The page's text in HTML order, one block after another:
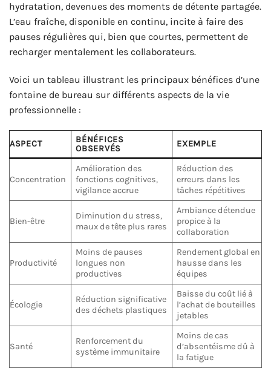
hydratation, devenues des moments de détente partagée.
L’eau fraîche, disponible en continu, incite à faire des
pauses régulières qui, bien que courtes, permettent de
recharger mentalement les collaborateurs.
Voici un tableau illustrant les principaux bénéfices d’une
fontaine de bureau sur différents aspects de la vie
professionnelle :
ASPECT
BÉNÉFICES
OBSERVÉS
EXEMPLE
Concentration
Amélioration des
fonctions cognitives,
vigilance accrue
Réduction des
erreurs dans les
tâches répétitives
Bien-être
Diminution du stress,
maux de tête plus rares
Ambiance détendue
propice à la
collaboration
Productivité
Moins de pauses
longues non
productives
Rendement global en
hausse dans les
équipes
Écologie
Réduction significative
des déchets plastiques
Baisse du coût lié à
l’achat de bouteilles
jetables
Santé
Renforcement du
système immunitaire
Moins de cas
d’absentéisme dû à
la fatigue